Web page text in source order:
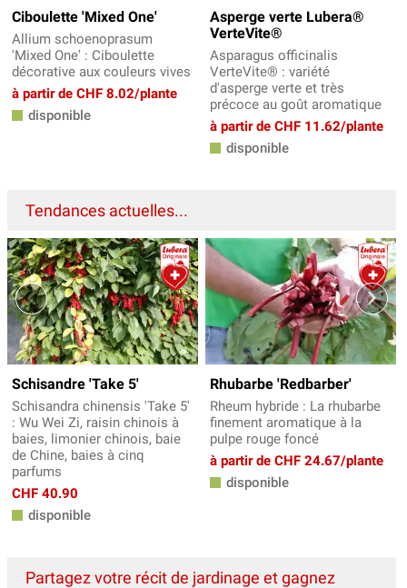
Ciboulette 'Mixed One'
Allium schoenoprasum
'Mixed One' : Ciboulette
décorative aux couleurs vives
à partir de CHF 8.02/plante
disponible
Asperge verte Lubera®
VerteVite®
Asparagus officinalis
VerteVite® : variété
d'asperge verte et très
précoce au goût aromatique
à partir de CHF 11.62/plante
disponible
Tendances actuelles...
Schisandre 'Take 5'
Schisandra chinensis 'Take 5'
: Wu Wei Zi, raisin chinois à
baies, limonier chinois, baie
de Chine, baies à cinq
parfums
CHF 40.90
disponible
Rhubarbe 'Redbarber'
Rheum hybride : La rhubarbe
finement aromatique à la
pulpe rouge foncé
à partir de CHF 24.67/plante
disponible
Partagez votre récit de jardinage et gagnez